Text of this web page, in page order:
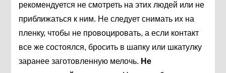
рекомендуется не смотреть на этих людей или не
приближаться к ним. Не следует снимать их на
пленку, чтобы не провоцировать, а если контакт
все же состоялся, бросить в шапку или шкатулку
заранее заготовленную мелочь. Не